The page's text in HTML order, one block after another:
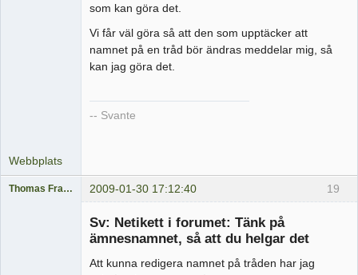
som kan göra det.
Vi får väl göra så att den som upptäcker att
namnet på en tråd bör ändras meddelar mig, så
kan jag göra det.
-- Svante
Webbplats
19
Thomas Fransson 2009-01-30 17:12:40
Sv: Netikett i forumet: Tänk på
ämnesnamnet, så att du helgar det
Att kunna redigera namnet på tråden har jag